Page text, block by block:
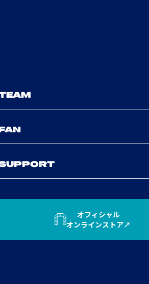
オフィシャル
オンラインストア